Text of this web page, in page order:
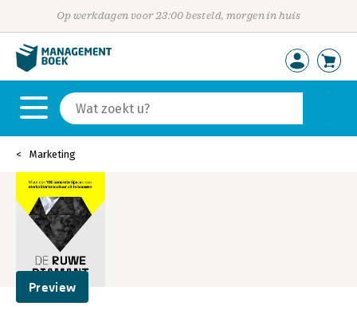
Op werkdagen voor 23:00 besteld, morgen in huis
Marketing
Preview